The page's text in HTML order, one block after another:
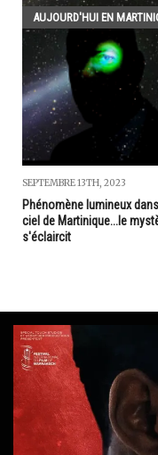
AUJOURD'HUI EN
SEPTEMBRE 13TH, 2023
Phénomène lumineux
ciel de Martinique...le
s'éclaircit